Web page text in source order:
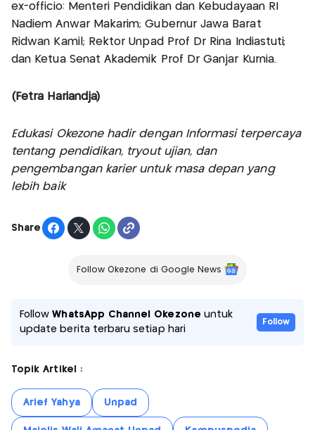
ex-officio: Menteri Pendidikan dan Kebudayaan RI
Nadiem Anwar Makarim; Gubernur Jawa Barat
Ridwan Kamil; Rektor Unpad Prof Dr Rina Indiastuti;
dan Ketua Senat Akademik Prof Dr Ganjar Kurnia.
(Fetra Hariandja)
Edukasi Okezone hadir dengan Informasi terpercaya
tentang pendidikan, tryout ujian, dan
pengembangan karier untuk masa depan yang
lebih baik
Share
Follow Okezone di Google News
FollowWhatsApp Channel Okezone untuk
update berita terbaru setiap hari
Follow
Topik Artikel :
Arief Yahya Unpad